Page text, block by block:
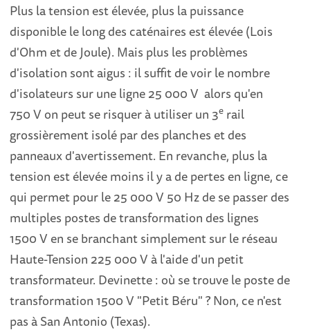
Plus la tension est élevée, plus la puissance
disponible le long des caténaires est élevée (Lois
d'Ohm et de Joule). Mais plus les problèmes
d'isolation sont aigus : il suffit de voir le nombre
d'isolateurs sur une ligne 25 000 V alors qu'en
750 V on peut se risquer à utiliser un 3e rail
grossièrement isolé par des planches et des
panneaux d'avertissement. En revanche, plus la
tension est élevée moins il y a de pertes en ligne, ce
qui permet pour le 25 000 V 50 Hz de se passer des
multiples postes de transformation des lignes
1500 V en se branchant simplement sur le réseau
Haute-Tension 225 000 V à l'aide d'un petit
transformateur. Devinette : où se trouve le poste de
transformation 1500 V "Petit Béru" ? Non, ce n'est
pas à San Antonio (Texas).